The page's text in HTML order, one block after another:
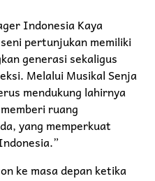
Indonesia Kaya
pertunjukan memiliki
generasi sekaligus
Melalui Musikal Senja
mendukung lahirnya
ruang
yang memperkuat
ke masa depan ketika